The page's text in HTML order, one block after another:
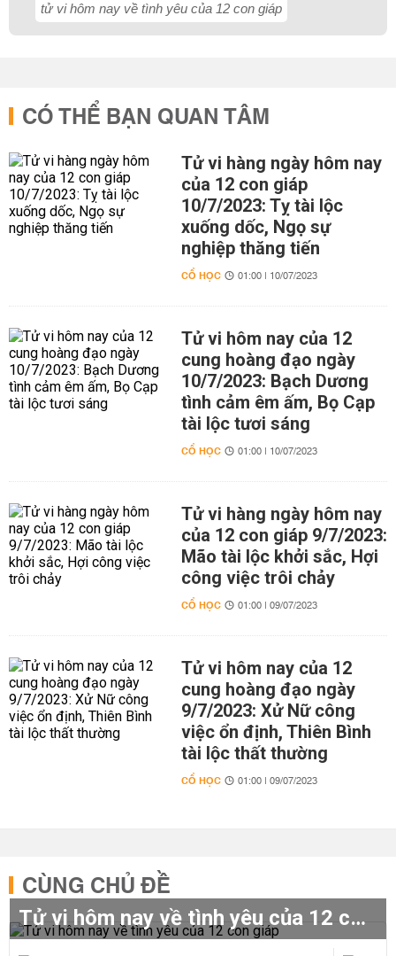
tử vi hôm nay về tình yêu của 12 con giáp
CÓ THỂ BẠN QUAN TÂM
Tử vi hàng ngày hôm nay
của 12 con giáp
10/7/2023: Tỵ tài lộc
xuống dốc, Ngọ sự
nghiệp thăng tiến
CỔ HỌC 01:00 | 10/07/2023
Tử vi hôm nay của 12
cung hoàng đạo ngày
10/7/2023: Bạch Dương
tình cảm êm ấm, Bọ Cạp
tài lộc tươi sáng
CỔ HỌC 01:00 | 10/07/2023
Tử vi hàng ngày hôm nay
của 12 con giáp 9/7/2023:
Mão tài lộc khởi sắc, Hợi
công việc trôi chảy
CỔ HỌC 01:00 | 09/07/2023
Tử vi hôm nay của 12
cung hoàng đạo ngày
9/7/2023: Xử Nữ công
việc ổn định, Thiên Bình
tài lộc thất thường
CỔ HỌC 01:00 | 09/07/2023
CÙNG CHỦ ĐỀ
Tử vi hôm nay về tình yêu của 12 con giáp